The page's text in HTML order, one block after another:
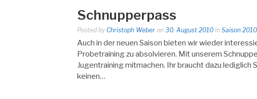
Schnupperpass
Posted by Christoph Weber on 30. August 2010 in Saison
Auch in der neuen Saison bieten wir wieder
Probetraining zu absolvieren. Mit unserem
Jugentraining mitmachen. Ihr braucht dazu lediglich
keinen…